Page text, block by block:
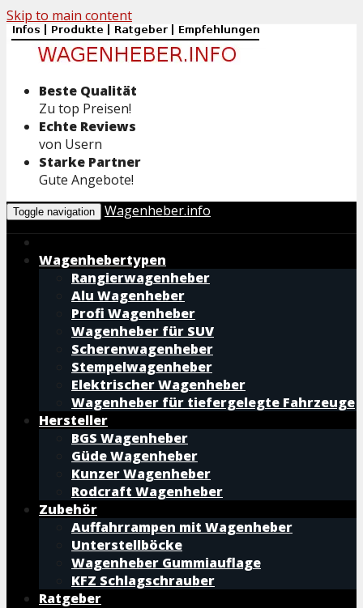
Skip to main content
Beste Qualität
Zu top Preisen!
Echte Reviews
von Usern
Starke Partner
Gute Angebote!
Toggle navigation Wagenheber.info
Wagenhebertypen
Rangierwagenheber
Alu Wagenheber
Profi Wagenheber
Wagenheber für SUV
Scherenwagenheber
Stempelwagenheber
Elektrischer Wagenheber
Wagenheber für tiefergelegte Fahrzeuge
Hersteller
BGS Wagenheber
Güde Wagenheber
Kunzer Wagenheber
Rodcraft Wagenheber
Zubehör
Auffahrrampen mit Wagenheber
Unterstellböcke
Wagenheber Gummiauflage
KFZ Schlagschrauber
Ratgeber